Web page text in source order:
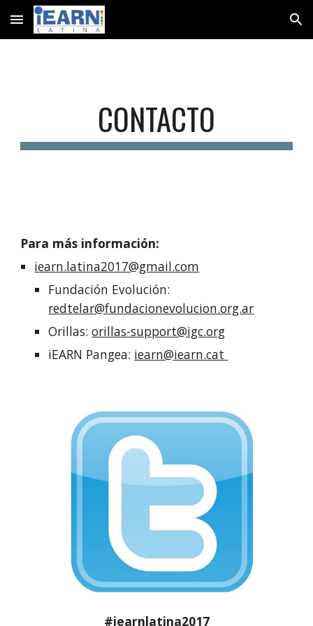
Skip to main content Skip to navigation
CONTACTO
Para más información:
iearn.latina2017@gmail.com
redtelar@fundacionevolucion.org.ar
Orillas: orillas-support@igc.org
iEARN Pangea: iearn@iearn.cat
#iearnlatina2017